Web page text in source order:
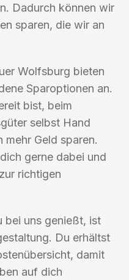
Dadurch können wir
sparen, die wir an
Wolfsburg bieten
Sparoptionen an.
bist, beim
selbst Hand
mehr Geld sparen.
gerne dabei und
richtigen
bei uns genießt, ist
Du erhältst
damit
auf dich